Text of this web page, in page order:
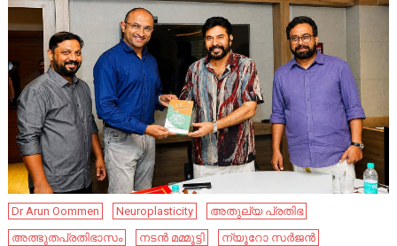
Dr Arun Oommen Neuroplasticity
അതുല്യ പ്രതിഭ
അത്ഭുതപ്രതിഭാസം
നടൻ മമ്മൂട്ടി
ന്യൂറോ സർജൻ